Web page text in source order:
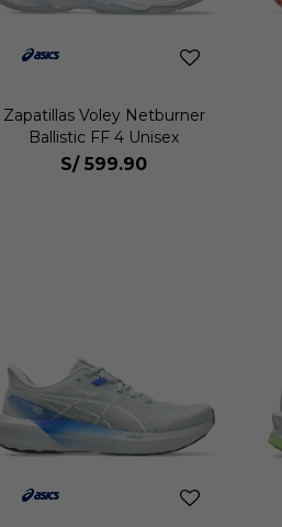
Zapatillas Voley Netburner
Ballistic FF 4 Unisex
S/ 599.90